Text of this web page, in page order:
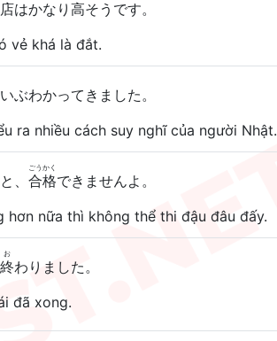
店はかなり 高そうです。
vẻ khá là đắt.
ぶわかってきました。
ra nhiều cách suy nghĩ của người Nhật.
、 合格
ごうかく
できませんよ。
hơn nữa thì không thể thi đậu đâu đấy.
終
お
わりました。
đã xong.